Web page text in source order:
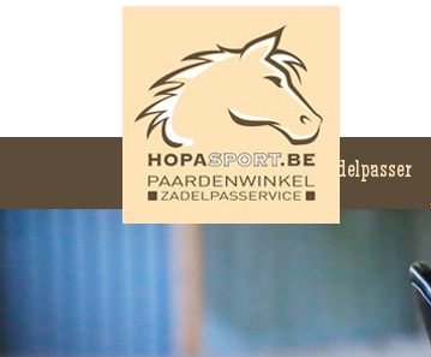
Zadelpasser